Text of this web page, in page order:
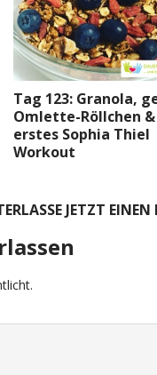
Tag 123: Granola,
Omlette-Röllchen &
erstes Sophia Thiel
Workout
JETZT